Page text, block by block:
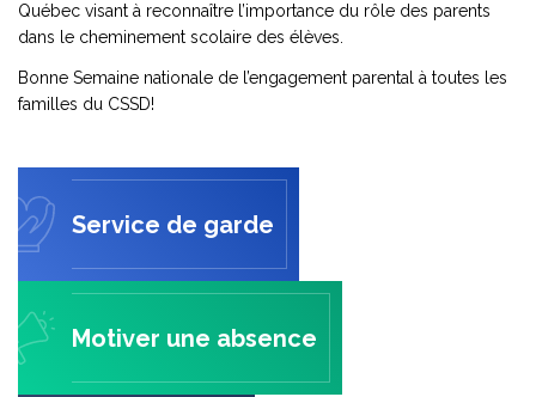
Québec visant à reconnaître l’importance du rôle des parents
dans le cheminement scolaire des élèves.
Bonne Semaine nationale de l’engagement parental à toutes les
familles du CSSD!
Service de garde
Motiver une absence